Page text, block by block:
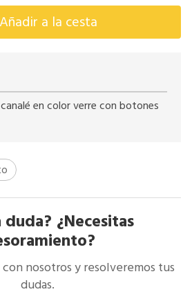
Añadir a la cesta
en color verre con botones
duda? ¿Necesitas
nosotros y resolveremos tus
dudas.